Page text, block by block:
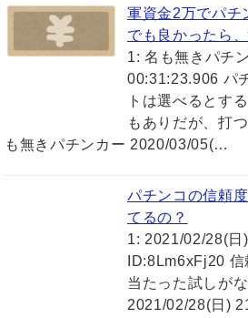
軍資金2万でパチ
でも良かったら
1: 名も無きパチ
00:31:23.906 パ
トは選べるとす
もありだが、打
も無きパチンカー 2020/03/05(…
パチンコの信頼
てるの？
1: 2021/02/28(
ID:8Lm6xFj20
当たった試しが
2021/02/28(日)